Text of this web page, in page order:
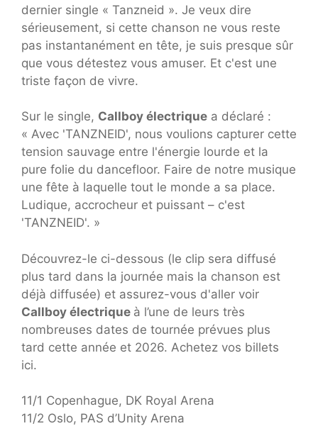
dernier single « Tanzneid ». Je veux dire
sérieusement, si cette chanson ne vous reste
pas instantanément en tête, je suis presque sûr
que vous détestez vous amuser. Et c'est une
triste façon de vivre.
Sur le single, Callboy électrique a déclaré :
« Avec 'TANZNEID', nous voulions capturer cette
tension sauvage entre l'énergie lourde et la
pure folie du dancefloor. Faire de notre musique
une fête à laquelle tout le monde a sa place.
Ludique, accrocheur et puissant – c'est
'TANZNEID'. »
Découvrez-le ci-dessous (le clip sera diffusé
plus tard dans la journée mais la chanson est
déjà diffusée) et assurez-vous d'aller voir
Callboy électrique à l’une de leurs très
nombreuses dates de tournée prévues plus
tard cette année et 2026. Achetez vos billets
ici.
11/1 Copenhague, DK Royal Arena
11/2 Oslo, PAS d’Unity Arena